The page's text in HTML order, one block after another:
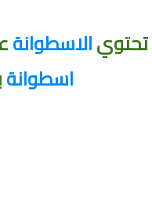
تحتويالاسطوانة
اسطوانة